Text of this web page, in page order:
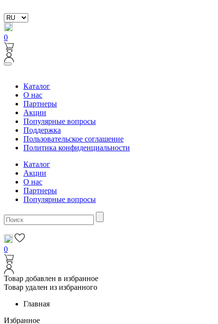
0
Каталог
О нас
Партнеры
Акции
Популярные вопросы
Поддержка
Пользовательское соглашение
Политика конфиденциальности
Каталог
Акции
О нас
Партнеры
Популярные вопросы
0
Товар добавлен в избранное
Товар удален из избранного
Главная
Избранное